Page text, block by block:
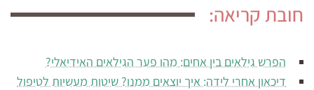
חובת קריאה:
הפרש גילאים בין אחים: מהו פער הגילאים האידיאלי?
דיכאון אחרי לידה: איך יוצאים ממנו? שיטות מעשיות לטיפול